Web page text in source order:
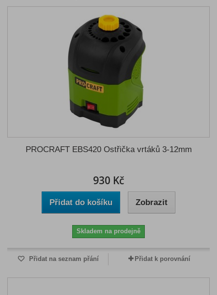
PROCRAFT EBS420 Ostřička vrtáků 3-12mm
930 Kč
Přidat do košíku Zobrazit
Skladem na prodejně
Přidat na seznam přání Přidat k porovnání